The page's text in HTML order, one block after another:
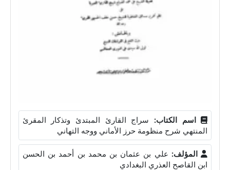
اسم الكتاب: سراج القارئ المبتدئ وتذكار المقرئ
المنتهي شرح منظومة حرز الأماني ووجه التهاني
المؤلف: علي بن عثمان بن محمد بن أحمد بن الحسن
ابن القاصح العذري البغدادي